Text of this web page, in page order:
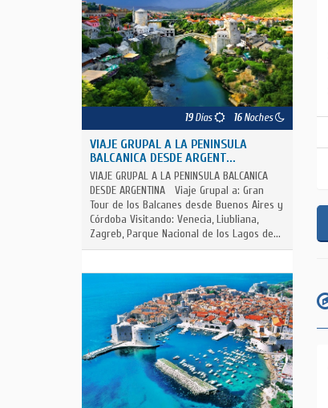
19Días 16Noches
VIAJE GRUPAL A LA PENINSULA
BALCANICA DESDE ARGENT...
VIAJE GRUPAL A LA PENINSULA BALCANICA
DESDE ARGENTINA Viaje Grupal a: Gran
Tour de los Balcanes desde Buenos Aires y
Córdoba Visitando: Venecia, Liubliana,
Zagreb, Parque Nacional de los Lagos de...